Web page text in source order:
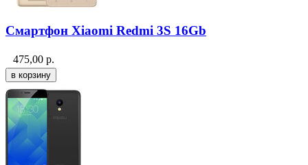
Смартфон Xiaomi Redmi 3S 16Gb
475,00 р.